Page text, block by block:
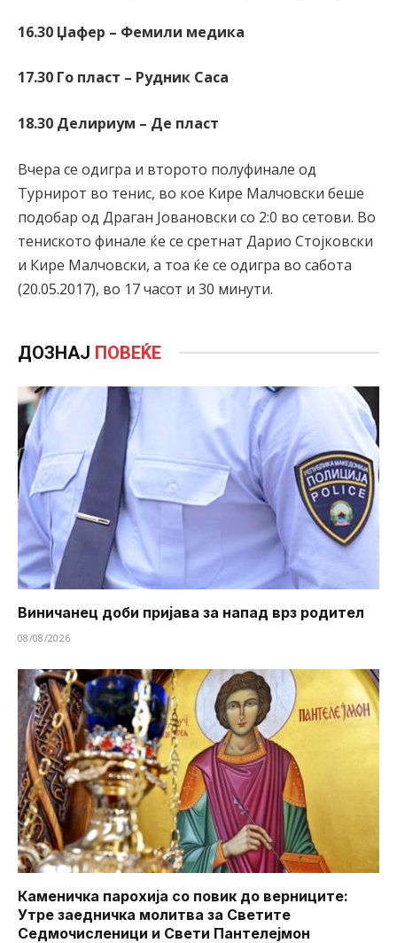
16.30 Џафер – Фемили медика
17.30 Го пласт – Рудник Саса
18.30 Делириум – Де пласт
Вчера се одигра и второто полуфинале од
Турнирот во тенис, во кое Кире Малчовски беше
подобар од Драган Јовановски со 2:0 во сетови. Во
тениското финале ќе се сретнат Дарио Стојковски
и Кире Малчовски, а тоа ќе се одигра во сабота
(20.05.2017), во 17 часот и 30 минути.
ДОЗНАЈ ПОВЕЌЕ
Виничанец доби пријава за напад врз родител
08/08/2026
Каменичка парохија со повик до верниците:
Утре заедничка молитва за Светите
Седмочисленици и Свети Пантелејмон